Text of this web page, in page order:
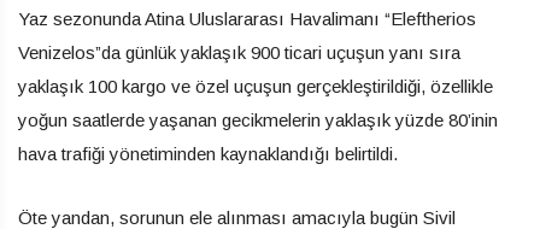
Yaz sezonunda Atina Uluslararası Havalimanı “Eleftherios
Venizelos”da günlük yaklaşık 900 ticari uçuşun yanı sıra
yaklaşık 100 kargo ve özel uçuşun gerçekleştirildiği, özellikle
yoğun saatlerde yaşanan gecikmelerin yaklaşık yüzde 80’inin
hava trafiği yönetiminden kaynaklandığı belirtildi.
Öte yandan, sorunun ele alınması amacıyla bugün Sivil